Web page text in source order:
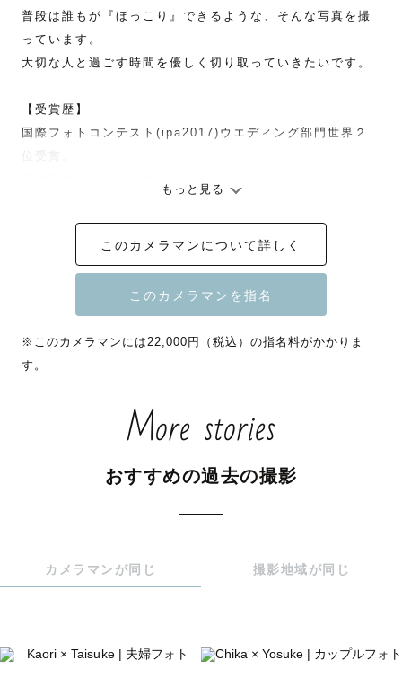
普段は誰もが『ほっこり』できるような、そんな写真を撮
っています。
大切な人と過ごす時間を優しく切り取っていきたいです。
【受賞歴】
国際フォトコンテスト(ipa2017)ウエディング部門世界２
位受賞。
2016年度　初代Best Lovegrapher賞。
＊関東(神奈川、東京)以外の地域でご指名を頂く際は交通
費を別途でご負担頂く場合がございます。
＊また、現在は撮影枠数が限られているためインスタグラ
ムのDMにてご相談頂いた方のみご指名を頂いております。
＊夜の撮影は対応しておりません。
もっと見る
このカメラマンについて詳しく
※このカメラマンには22,000円（税込）の指名料がかかりま
す。
More stories
おすすめの過去の撮影
カメラマンが同じ 撮影地域が同じ